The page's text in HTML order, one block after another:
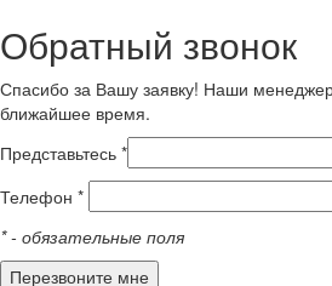
Обратный звонок
Спасибо за Вашу заявку! Наши
ближайшее время.
Представьтесь *
Телефон *
*- обязательные поля